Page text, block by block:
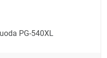
PG-540XL